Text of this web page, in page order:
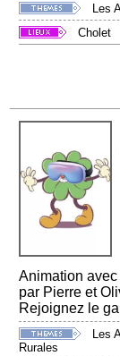
Les
Cholet
Animation
par Pierre et
Rejoignez le
Les
Rurales